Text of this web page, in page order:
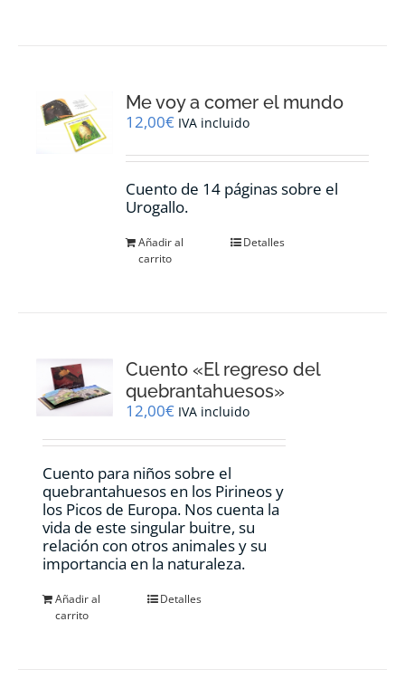
Me voy a comer el mundo
12,00€ IVA incluido
Cuento de 14 páginas sobre el
Urogallo.
Añadir al
carrito
Detalles
Cuento «El regreso del
quebrantahuesos»
12,00€ IVA incluido
Cuento para niños sobre el
quebrantahuesos en los Pirineos y
los Picos de Europa. Nos cuenta la
vida de este singular buitre, su
relación con otros animales y su
importancia en la naturaleza.
Añadir al
carrito
Detalles